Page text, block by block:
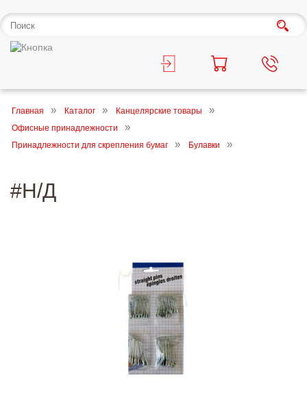
Главная Каталог
Канцелярские товары
Офисные принадлежности
Принадлежности для скрепления бумаг
Булавки
#Н/Д